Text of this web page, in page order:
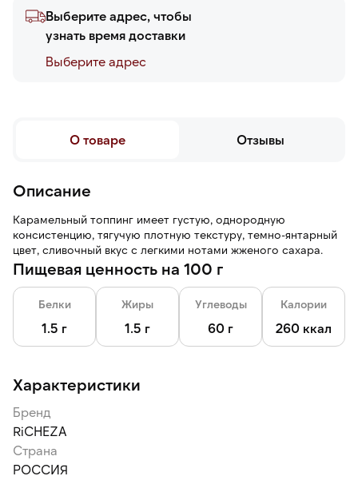
Выберите адрес, чтобы
узнать время доставки
Выберите адреc
О товаре Отзывы
Описание
Карамельный топпинг имеет густую, однородную
консистенцию, тягучую плотную текстуру, темно-янтарный
цвет, сливочный вкус с легкими нотами жженого сахара.
Пищевая ценность на 100 г
Белки
1.5 г
Жиры
1.5 г
Углеводы
60 г
Калории
260 ккал
Характеристики
Бренд
RiCHEZA
Страна
РОССИЯ